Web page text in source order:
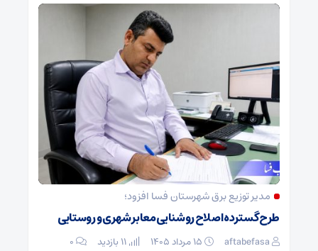
مدیر توزیع برق شهرستان فسا افزود؛
طرح گسترده اصلاح روشنایی معابر شهری و روستایی
aftabefasa ۰